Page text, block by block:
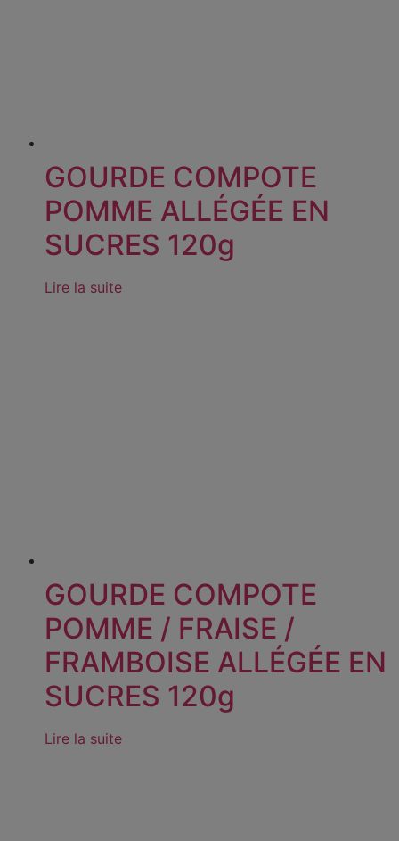
GOURDE COMPOTE
POMME ALLÉGÉE EN
SUCRES 120g
Lire la suite
GOURDE COMPOTE
POMME / FRAISE /
FRAMBOISE ALLÉGÉE EN
SUCRES 120g
Lire la suite